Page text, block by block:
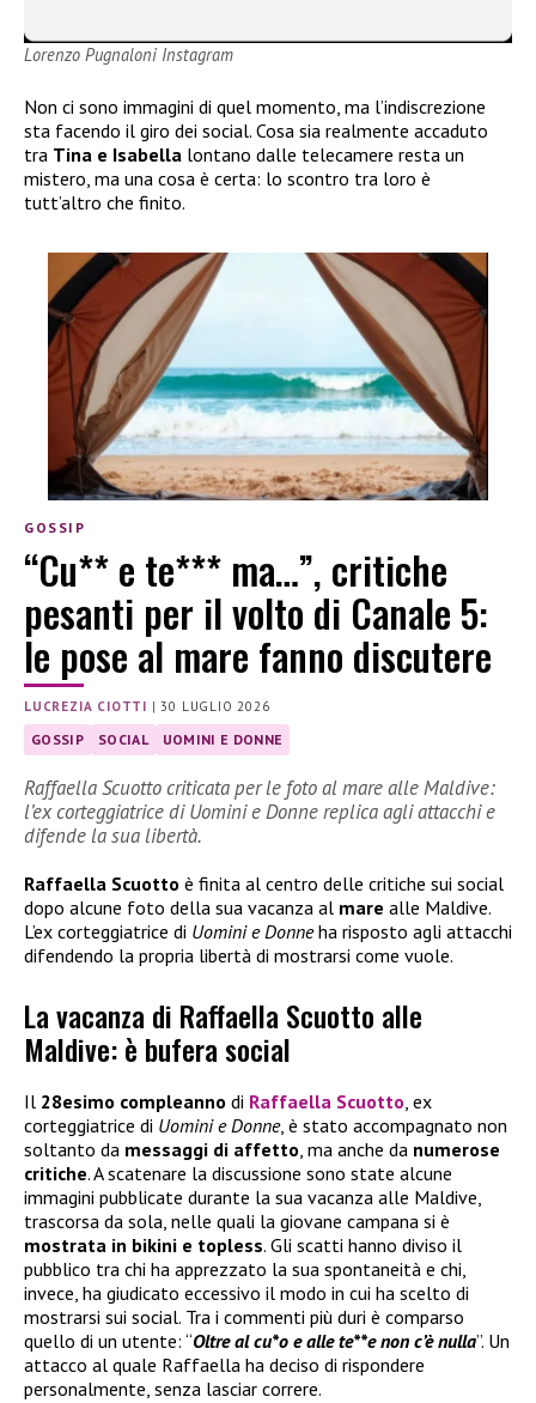
Lorenzo Pugnaloni Instagram
Non ci sono immagini di quel momento, ma l’indiscrezione
sta facendo il giro dei social. Cosa sia realmente accaduto
tra Tina e Isabella lontano dalle telecamere resta un
mistero, ma una cosa è certa: lo scontro tra loro è
tutt’altro che finito.
GOSSIP
“Cu** e te*** ma…”, critiche
pesanti per il volto di Canale 5:
le pose al mare fanno discutere
LUCREZIA CIOTTI |30 LUGLIO 2026
GOSSIP SOCIAL UOMINI E DONNE
Raffaella Scuotto criticata per le foto al mare alle Maldive:
l’ex corteggiatrice di Uomini e Donne replica agli attacchi e
difende la sua libertà.
Raffaella Scuotto è finita al centro delle critiche sui social
dopo alcune foto della sua vacanza al mare alle Maldive.
L’ex corteggiatrice di Uomini e Donneha risposto agli attacchi
difendendo la propria libertà di mostrarsi come vuole.
La vacanza di Raffaella Scuotto alle
Maldive: è bufera social
Il 28esimo compleanno di Raffaella Scuotto, ex
corteggiatrice di Uomini e Donne, è stato accompagnato non
soltanto da messaggi di affetto, ma anche da numerose
critiche. A scatenare la discussione sono state alcune
immagini pubblicate durante la sua vacanza alle Maldive,
trascorsa da sola, nelle quali la giovane campana si è
mostrata in bikini e topless. Gli scatti hanno diviso il
pubblico tra chi ha apprezzato la sua spontaneità e chi,
invece, ha giudicato eccessivo il modo in cui ha scelto di
mostrarsi sui social. Tra i commenti più duri è comparso
quello di un utente: “Oltre al cu*o e alle te**e non c’è nulla”. Un
attacco al quale Raffaella ha deciso di rispondere
personalmente, senza lasciar correre.